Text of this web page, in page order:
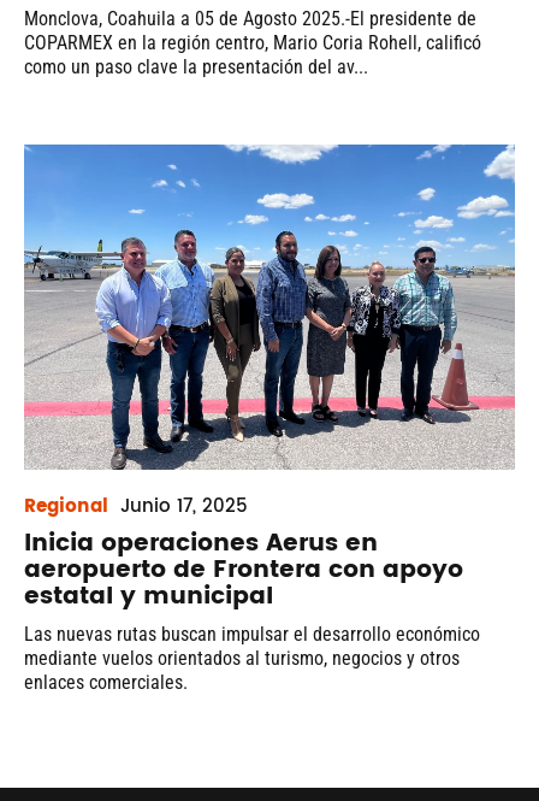
Monclova, Coahuila a 05 de Agosto 2025.-El presidente de
COPARMEX en la región centro, Mario Coria Rohell, calificó
como un paso clave la presentación del av...
Regional Junio 17, 2025
Inicia operaciones Aerus en
aeropuerto de Frontera con apoyo
estatal y municipal
Las nuevas rutas buscan impulsar el desarrollo económico
mediante vuelos orientados al turismo, negocios y otros
enlaces comerciales.